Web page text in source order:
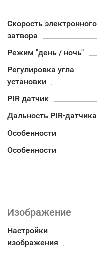
Скорость электронного
затвора
Режим "день / ночь"
Регулировка угла
установки
PIR датчик
Дальность PIR-датчика
Особенности
Особенности
Изображение
Настройки
изображения